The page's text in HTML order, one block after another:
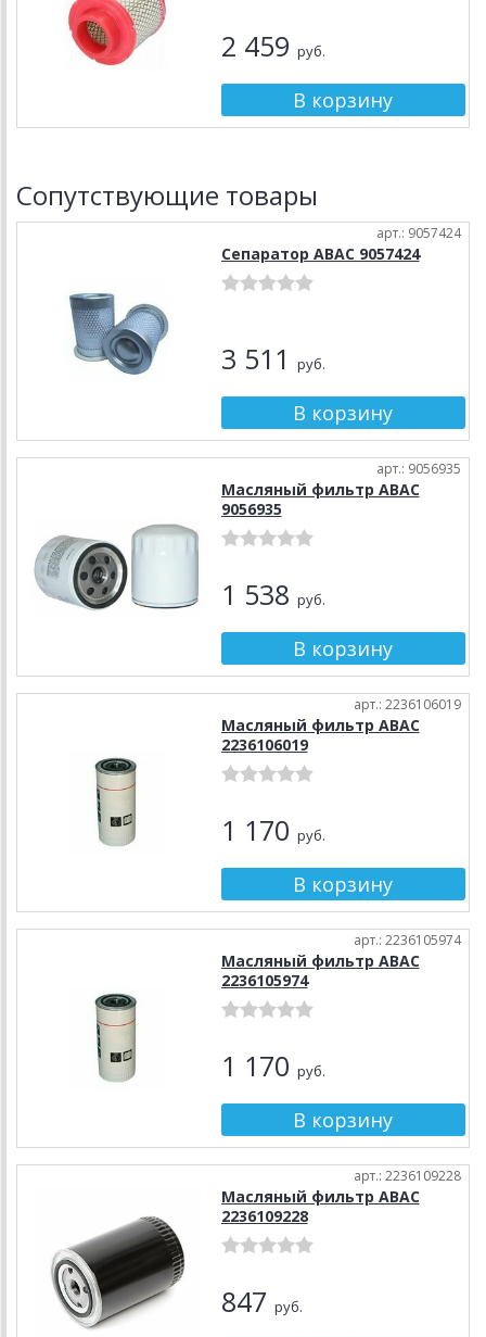
2 459 руб.
Сопутствующие товары
арт.: 9057424
Сепаратор ABAC 9057424
3 511 руб.
арт.: 9056935
Масляный фильтр ABAC
9056935
1 538 руб.
арт.: 2236106019
Масляный фильтр ABAC
2236106019
1 170 руб.
арт.: 2236105974
Масляный фильтр ABAC
2236105974
1 170 руб.
арт.: 2236109228
Масляный фильтр ABAC
2236109228
847 руб.